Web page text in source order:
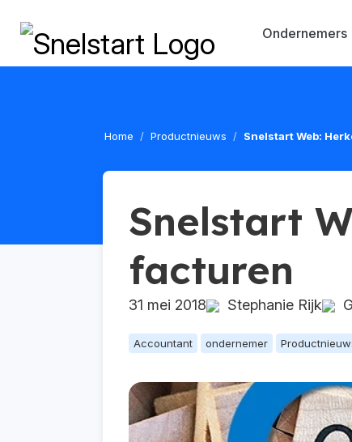
Ondernemers
Home Productnieuws Snelstart Web:
Snelstart
facturen
31 mei 2018 Stephanie Rijk
Accountant ondernemer